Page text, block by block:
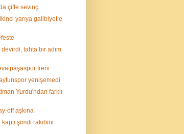
çifte sevinç
yarıya galibiyetle
tahta bir adım
freni
yenişemedi
Yurdu'ndan farklı
off aşkına
şimdi rakibini